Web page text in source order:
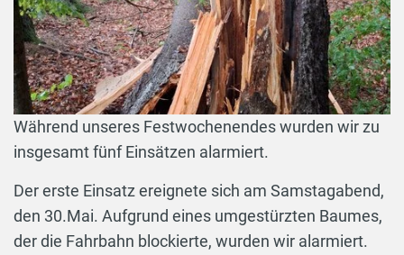
Während unseres Festwochenendes wurden wir zu
insgesamt fünf Einsätzen alarmiert.
Der erste Einsatz ereignete sich am Samstagabend,
den 30.Mai. Aufgrund eines umgestürzten Baumes,
der die Fahrbahn blockierte, wurden wir alarmiert.